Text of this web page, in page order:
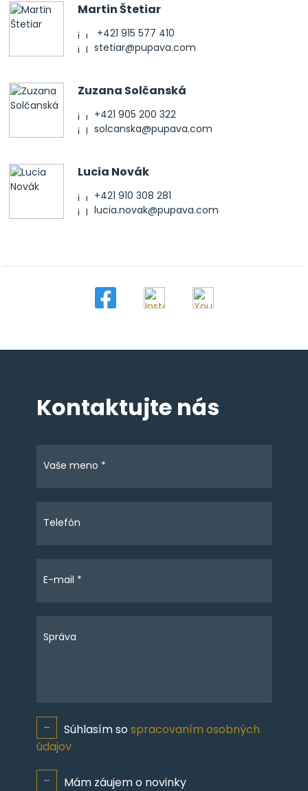
Kontaktujte nás
Vaše meno *
Telefón
E-mail *
Správa
Súhlasím sospracovaním osobných
údajov
Mám záujem o novinky
Martin Štetiar
+421 915 577 410
stetiar@pupava.com
Zuzana Solčanská
+421 905 200 322
solcanska@pupava.com
Lucia Novák
+421 910 308 281
lucia.novak@pupava.com